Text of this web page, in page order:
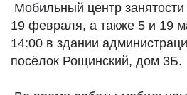
Мобильный центр занятости
19 февраля, а также 5 и 19
14:00 в здании
посёлок Рощинский, дом 3Б.